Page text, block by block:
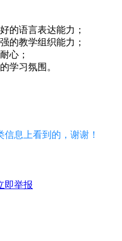
的语言表达能力；
的教学组织能力；
心；
学习氛围。
息上看到的，谢谢！
即举报